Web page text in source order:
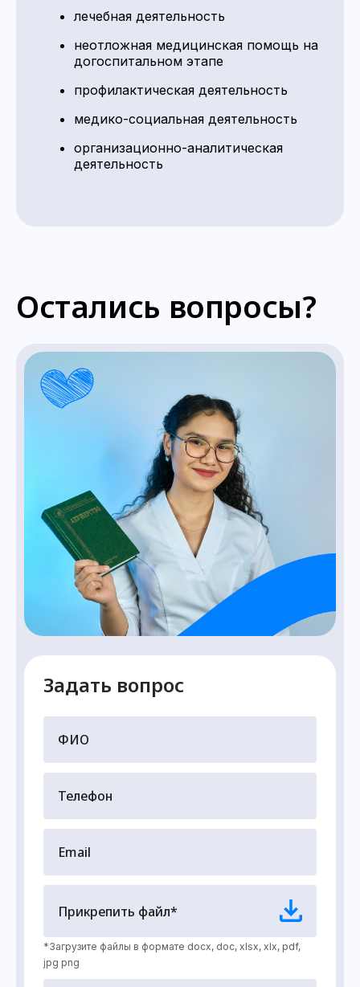
лечебная деятельность
неотложная медицинская помощь на
догоспитальном этапе
профилактическая деятельность
медико-социальная деятельность
организационно-аналитическая
деятельность
Остались вопросы?
Задать вопрос
Прикрепить файл*
*Загрузите файлы в формате docx, doc, xlsx, xlx, pdf,
jpg png